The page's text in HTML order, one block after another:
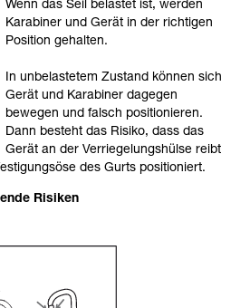
richtig verstanden haben.
dieser Techniken setzt eine
Ausbildung und ein spezielles
Prüfen Sie zusammen mit
Sie in der Lage sind, den
sicher zu wiederholen, bevor
durchführen.
für die mit Ihrer Aktivität
Techniken. Möglicherweise gibt es
Wenn das Seil belastet ist, werden
Karabiner und Gerät in der richtigen
Position gehalten.
In unbelastetem Zustand können sich
Gerät und Karabiner dagegen
bewegen und falsch positionieren.
Dann besteht das Risiko, dass das
Gerät an der Verriegelungshülse reibt
des Gurts positioniert.
Risiken